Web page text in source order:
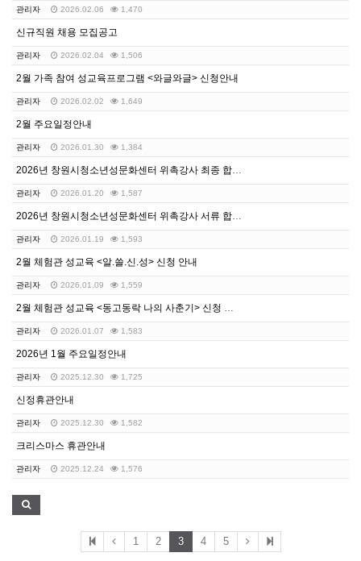
관리자 2026.02.06 1,470
신규직원 채용 모집공고
관리자 2026.02.04 1,506
2월 가족 참여 성교육프로그램 <와글와글> 신청안내
관리자 2026.02.02 1,649
2월 주요일정안내
관리자 2026.01.30 1,384
2026년 창원시청소년성문화센터 위촉강사 최종 합격자 …
관리자 2026.01.20 1,587
2026년 창원시청소년성문화센터 위촉강사 서류 합격자 …
관리자 2026.01.19 1,593
2월 체험관 성교육 <알.쓸.신.성> 신청 안내
관리자 2026.01.09 1,559
2월 체험관 성교육 <동고동락 나의 사춘기> 신청 안내
관리자 2026.01.07 1,583
2026년 1월 주요일정안내
관리자 2025.12.30 1,725
신정휴관안내
관리자 2025.12.30 1,582
크리스마스 휴관안내
관리자 2025.12.24 1,576
1 2 3 4 5